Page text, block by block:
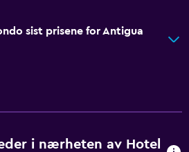
sist prisene for Antigua
i nærheten av Hotel